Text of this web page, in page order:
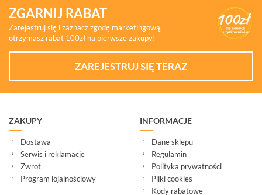
ZGARNIJ RABAT
Zarejestruj się i zaznacz zgodę marketingową,
otrzymasz rabat 100zł na pierwsze zakupy!
ZAREJESTRUJ SIĘ TERAZ
ZAKUPY
Dostawa
Serwis i reklamacje
Zwrot
Program lojalnościowy
INFORMACJE
Dane sklepu
Regulamin
Polityka prywatności
Pliki cookies
Kody rabatowe